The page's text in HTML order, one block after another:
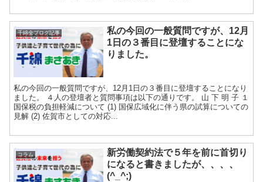
千綿全ブログ記事
私の今回の一般質問ですが、12月
1日の３番目に登壇することにな
りました。
私の今回の一般質問ですが、12月1日の３番目に登壇することになり
ました。 ４人の登壇者と質問事項は以下の通りです。 山 下 明 子 １
国保税の負担軽減について (1) 国保広域化に伴う県の試算についての
見解 (2) 佐賀市としての対応...
コラム
新労働契約法で５年を前に首切り
になると書きましたが、、、、
(^_^;)